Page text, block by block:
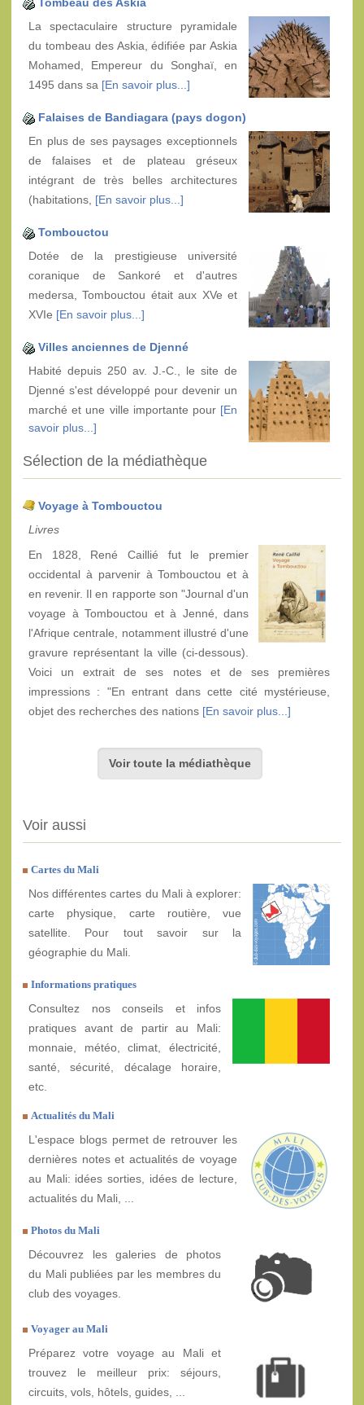
La spectaculaire structure pyramidale
du tombeau des Askia, édifiée par Askia
Mohamed, Empereur du Songhaï, en
1495 dans sa [En savoir plus...]
Falaises de Bandiagara (pays dogon)
En plus de ses paysages exceptionnels
de falaises et de plateau gréseux
intégrant de très belles architectures
(habitations, [En savoir plus...]
Tombouctou
Dotée de la prestigieuse université
coranique de Sankoré et d'autres
medersa, Tombouctou était aux XVe et
XVIe [En savoir plus...]
Villes anciennes de Djenné
Habité depuis 250 av. J.-C., le site de
Djenné s'est développé pour devenir un
marché et une ville importante pour [En
savoir plus...]
Sélection de la médiathèque
Voyage à Tombouctou
Livres
En 1828, René Caillié fut le premier
occidental à parvenir à Tombouctou et à
en revenir. Il en rapporte son "Journal d'un
voyage à Tombouctou et à Jenné, dans
l'Afrique centrale, notamment illustré d'une
gravure représentant la ville (ci-dessous).
Voici un extrait de ses notes et de ses premières
impressions : "En entrant dans cette cité mystérieuse,
objet des recherches des nations [En savoir plus...]
Voir toute la médiathèque
Voir aussi
Cartes du Mali
Nos différentes cartes du Mali à explorer:
carte physique, carte routière, vue
satellite. Pour tout savoir sur la
géographie du Mali.
Informations pratiques
Consultez nos conseils et infos
pratiques avant de partir au Mali:
monnaie, météo, climat, électricité,
santé, sécurité, décalage horaire,
etc.
Actualités du Mali
L'espace blogs permet de retrouver les
dernières notes et actualités de voyage
au Mali: idées sorties, idées de lecture,
actualités du Mali, ...
Photos du Mali
Découvrez les galeries de photos
du Mali publiées par les membres du
club des voyages.
Voyager au Mali
Préparez votre voyage au Mali et
trouvez le meilleur prix: séjours,
circuits, vols, hôtels, guides, ...